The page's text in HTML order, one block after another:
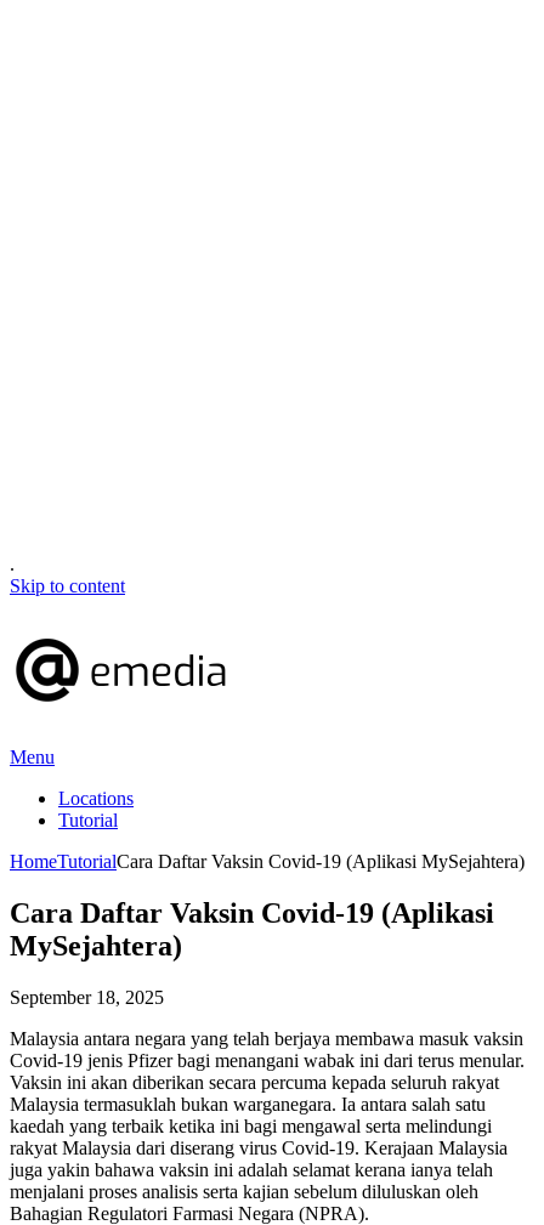
.
Skip to content
Menu
Locations
Tutorial
HomeTutorialCara Daftar Vaksin Covid-19 (Aplikasi MySejahtera)
Cara Daftar Vaksin Covid-19 (Aplikasi
MySejahtera)
September 18, 2025
Malaysia antara negara yang telah berjaya membawa masuk vaksin
Covid-19 jenis Pfizer bagi menangani wabak ini dari terus menular.
Vaksin ini akan diberikan secara percuma kepada seluruh rakyat
Malaysia termasuklah bukan warganegara. Ia antara salah satu
kaedah yang terbaik ketika ini bagi mengawal serta melindungi
rakyat Malaysia dari diserang virus Covid-19. Kerajaan Malaysia
juga yakin bahawa vaksin ini adalah selamat kerana ianya telah
menjalani proses analisis serta kajian sebelum diluluskan oleh
Bahagian Regulatori Farmasi Negara (NPRA).